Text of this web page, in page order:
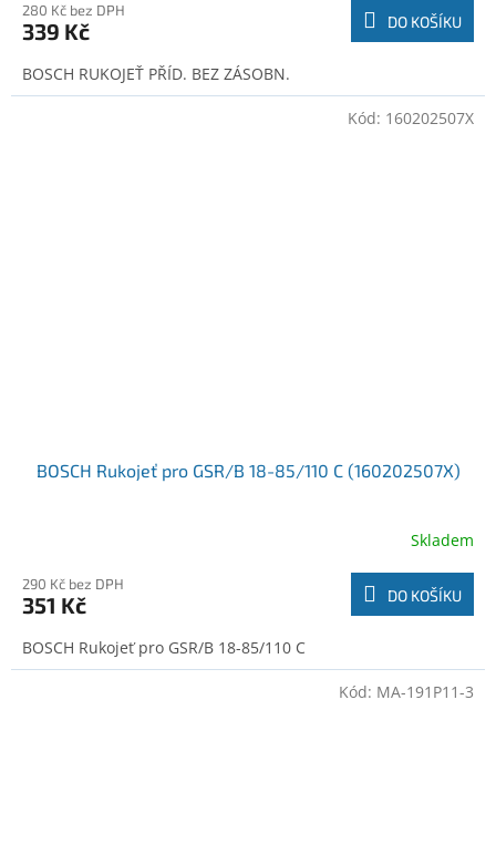
280 Kč bez DPH
339 Kč DO KOŠÍKU
BOSCH RUKOJEŤ PŘÍD. BEZ ZÁSOBN.
BOSCH Rukojeť pro GSR/B 18-85/110 C (160202507X)
Skladem
290 Kč bez DPH
351 Kč DO KOŠÍKU
BOSCH Rukojeť pro GSR/B 18-85/110 C
Kód: 160202507X
Kód: MA-191P11-3